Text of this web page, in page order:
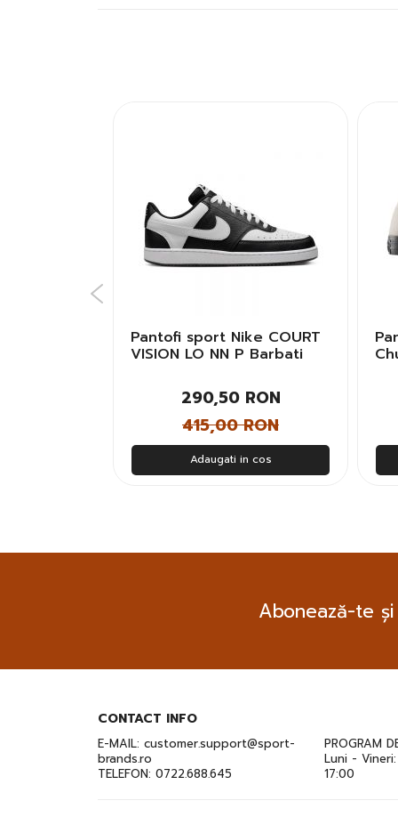
Pantofi sport Nike COURT
VISION LO NN P Barbati
290,50 RON
415,00 RON
Adaugati in cos
Abonează-te
CONTACT INFO
E-MAIL: customer.support@sport-
brands.ro
TELEFON: 0722.688.645
PROGRAM
Luni -
17:00